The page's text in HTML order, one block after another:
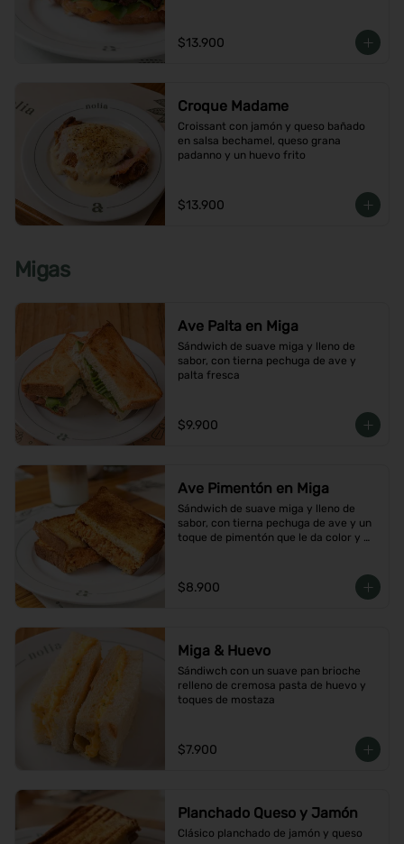
$13.900
Croque Madame
Croissant con jamón y queso bañado
en salsa bechamel, queso grana
padanno y un huevo frito
$13.900
Migas
Ave Palta en Miga
Sándwich de suave miga y lleno de
sabor, con tierna pechuga de ave y
palta fresca
$9.900
Ave Pimentón en Miga
Sándwich de suave miga y lleno de
sabor, con tierna pechuga de ave y un
toque de pimentón que le da color y
$8.900
Miga & Huevo
Sándiwch con un suave pan brioche
relleno de cremosa pasta de huevo y
toques de mostaza
$7.900
Planchado Queso y Jamón
Clásico planchado de jamón y queso